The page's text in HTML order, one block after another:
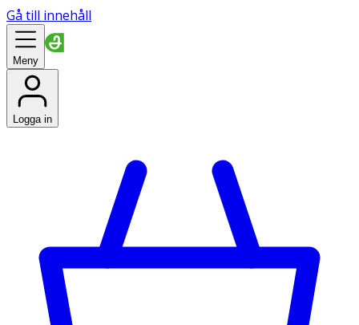
Gå till innehåll
Meny
Logga in